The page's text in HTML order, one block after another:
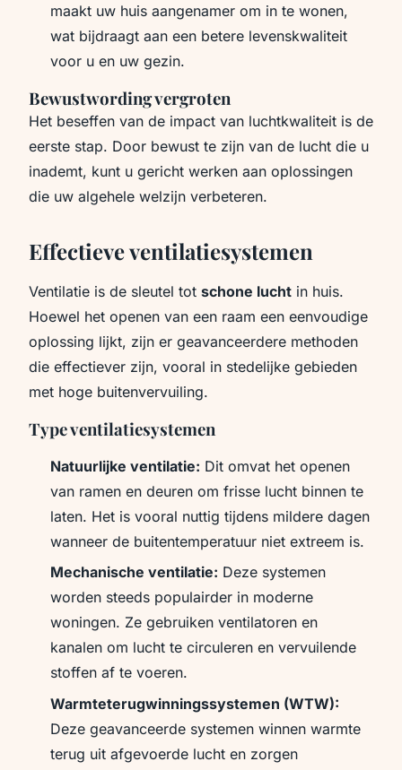
maakt uw huis aangenamer om in te wonen,
wat bijdraagt aan een betere levenskwaliteit
voor u en uw gezin.
Bewustwording vergroten
Het beseffen van de impact van luchtkwaliteit is de
eerste stap. Door bewust te zijn van de lucht die u
inademt, kunt u gericht werken aan oplossingen
die uw algehele welzijn verbeteren.
Effectieve ventilatiesystemen
Ventilatie is de sleutel tot schone lucht in huis.
Hoewel het openen van een raam een eenvoudige
oplossing lijkt, zijn er geavanceerdere methoden
die effectiever zijn, vooral in stedelijke gebieden
met hoge buitenvervuiling.
Type ventilatiesystemen
Natuurlijke ventilatie: Dit omvat het openen
van ramen en deuren om frisse lucht binnen te
laten. Het is vooral nuttig tijdens mildere dagen
wanneer de buitentemperatuur niet extreem is.
Mechanische ventilatie: Deze systemen
worden steeds populairder in moderne
woningen. Ze gebruiken ventilatoren en
kanalen om lucht te circuleren en vervuilende
stoffen af te voeren.
Warmteterugwinningssystemen (WTW):
Deze geavanceerde systemen winnen warmte
terug uit afgevoerde lucht en zorgen